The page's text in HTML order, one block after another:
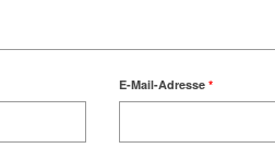
E-Mail-Adresse*